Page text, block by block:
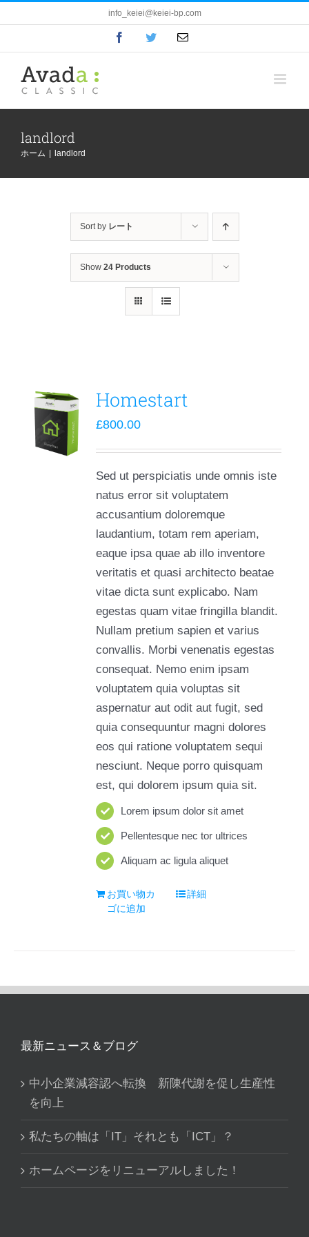
to
info_keiei@keiei-bp.com
FacebookTwitter電
landlord
ホーム | landlord
Sort by レート
Show 24 Products
Homestart
£800.00
Sed ut perspiciatis unde omnis iste
natus error sit voluptatem
accusantium doloremque
laudantium, totam rem aperiam,
eaque ipsa quae ab illo inventore
veritatis et quasi architecto beatae
vitae dicta sunt explicabo. Nam
egestas quam vitae fringilla blandit.
Nullam pretium sapien et varius
convallis. Morbi venenatis egestas
consequat. Nemo enim ipsam
voluptatem quia voluptas sit
aspernatur aut odit aut fugit, sed
quia consequuntur magni dolores
eos qui ratione voluptatem sequi
nesciunt. Neque porro quisquam
est, qui dolorem ipsum quia sit.
Lorem ipsum dolor sit amet
Pellentesque nec tor ultrices
Aliquam ac ligula aliquet
お買い物カ
ゴに追加
詳細
最新ニュース＆ブログ
中小企業減容認へ転換 新陳代謝を促し生産性
を向上
私たちの軸は「IT」それとも「ICT」？
ホームページをリニューアルしました！